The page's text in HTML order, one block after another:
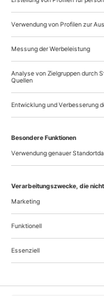
vorschau
vorschau
im februar: die
findet vom 23. bis
wählte diese
Antonia Baehr,
Airaudo und
Matthias,
Mandafounis,
Über uns